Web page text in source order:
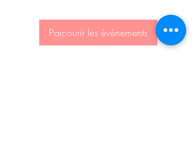
Parcourir les événements